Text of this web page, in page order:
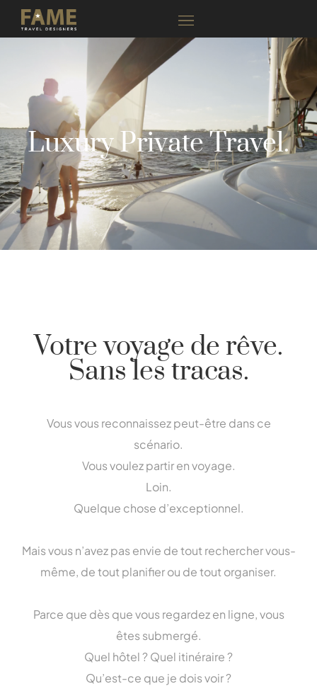
Luxury Private Travel.
Votre voyage de rêve.
Sans les tracas.
Vous vous reconnaissez peut-être dans ce
scénario.
Vous voulez partir en voyage.
Loin.
Quelque chose d’exceptionnel.
Mais vous n’avez pas envie de tout rechercher vous-
même, de tout planifier ou de tout organiser.
Parce que dès que vous regardez en ligne, vous
êtes submergé.
Quel hôtel ? Quel itinéraire ?
Qu’est-ce que je dois voir ?